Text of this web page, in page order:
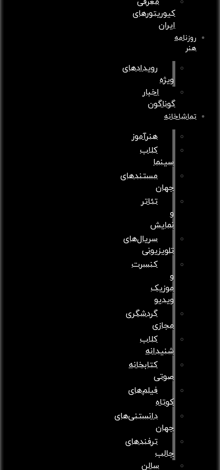
کیوریتورهای
ایران
روزنامه
هنر
رویدادهای
ویژه
اخبار
گوناگون
تماشاخانه
هنرآموز
کلاب
سینما
مستندهای
جهان
تئاتر
و
نمایش
سریال‌های
تلویزیونی
کنسرت
و
موزیک
ویدیو
گردشگری
مجازی
کلاب
شنیدانه
کتابخانه
صوتی
فیلم‌های
کوتاه
دانستنی‌های
جهان
ترفندهای
جالب
سالن